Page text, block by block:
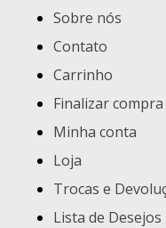
Sobre nós
Contato
Carrinho
Finalizar compra
Minha conta
Loja
Trocas e
Lista de Desejos